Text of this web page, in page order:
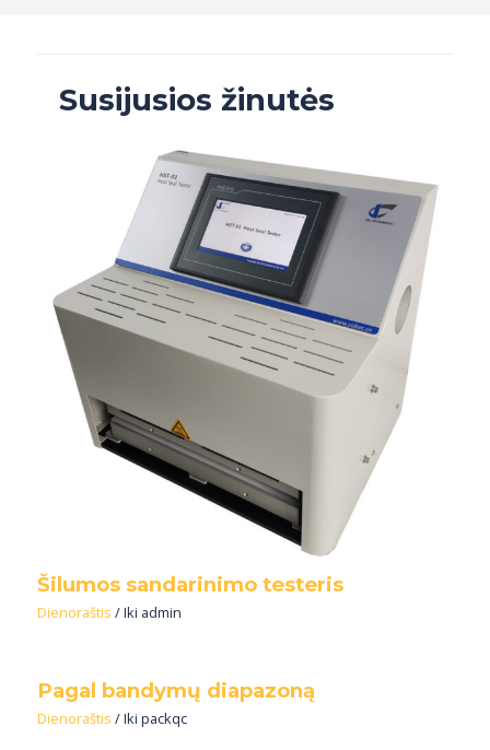
Susijusios žinutės
Šilumos sandarinimo testeris
Dienoraštis / Iki admin
Pagal bandymų diapazoną
Dienoraštis / Ikipackqc